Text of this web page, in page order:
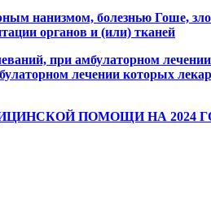
нанизмом, болезнью Гоше,
органов и (или) тканей
при амбулаторном
лечении которых
ПОМОЩИ НА 2024